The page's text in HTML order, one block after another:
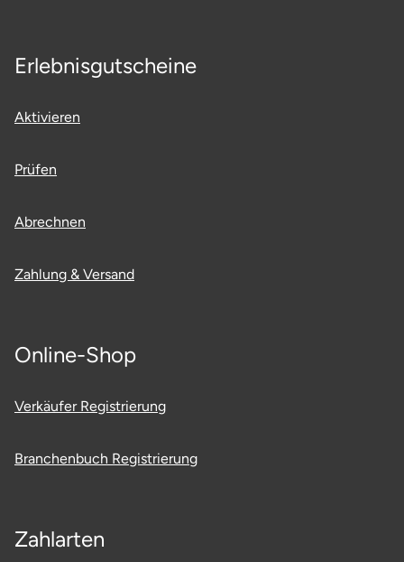
Erlebnisgutscheine
Aktivieren
Prüfen
Abrechnen
Zahlung & Versand
Online-Shop
Verkäufer Registrierung
Branchenbuch Registrierung
Zahlarten